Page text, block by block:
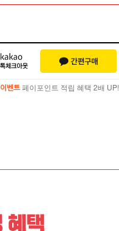
이벤트 페이포인트 적립 혜택 2배 UP!